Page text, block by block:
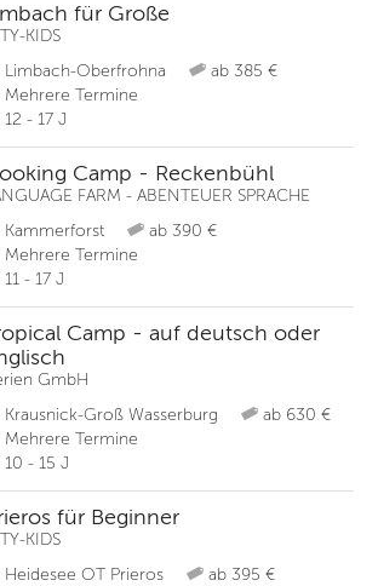
für Große
KIDS
Limbach-Oberfrohna
ab 385 €
Mehrere Termine
12 - 17 J
Camp - Reckenbühl
FARM - ABENTEUER SPRACHE
Kammerforst
ab 390 €
Mehrere Termine
11 - 17 J
Camp - auf deutsch oder
GmbH
Krausnick-Groß Wasserburg
ab 630 €
Mehrere Termine
10 - 15 J
für Beginner
KIDS
Heidesee OT Prieros
ab 395 €